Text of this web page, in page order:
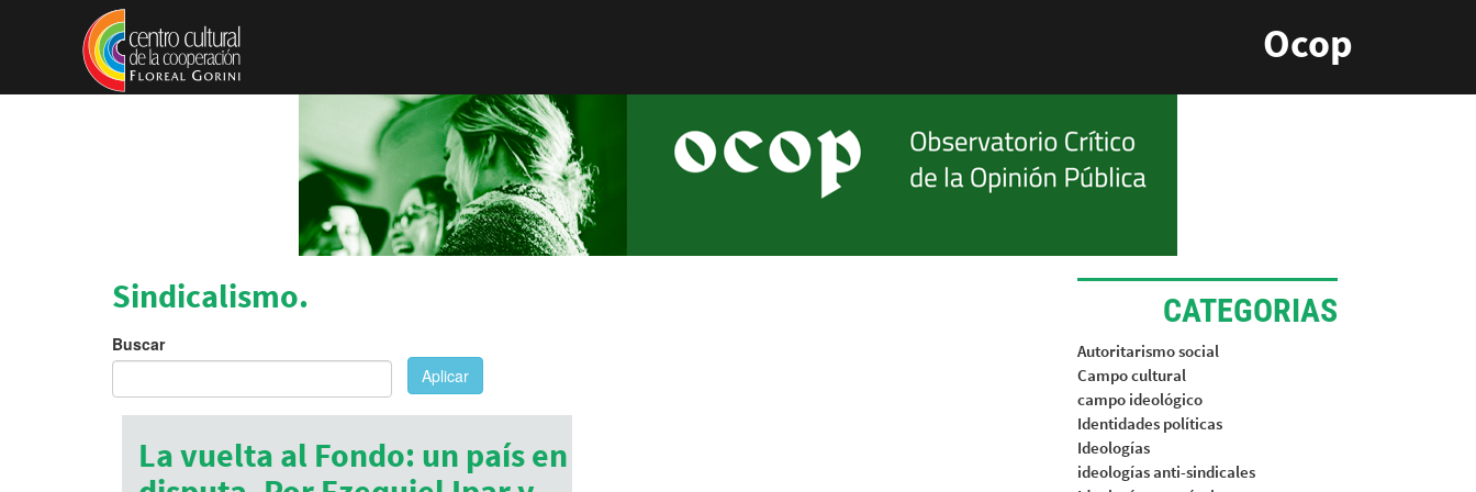
Pasar al contenido principal
Ocop
Sindicalismo.
Buscar
Aplicar
La vuelta al Fondo: un país en
CATEGORIAS
Autoritarismo social
Campo cultural
campo ideológico
Identidades políticas
Ideologías
ideologías anti-sindicales